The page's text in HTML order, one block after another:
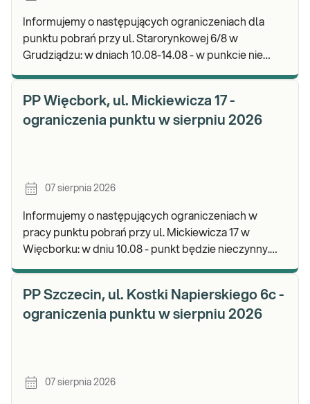
Informujemy o następujących ograniczeniach dla
punktu pobrań przy ul. Starorynkowej 6/8 w
Grudziądzu: w dniach 10.08-14.08 - w punkcie nie
PP Więcbork, ul. Mickiewicza 17 -
ograniczenia punktu w sierpniu 2026
07 sierpnia 2026
Informujemy o następujących ograniczeniach w
pracy punktu pobrań przy ul. Mickiewicza 17 w
Więcborku: w dniu 10.08 - punkt będzie nieczynny.
PP Szczecin, ul. Kostki Napierskiego 6c -
ograniczenia punktu w sierpniu 2026
07 sierpnia 2026